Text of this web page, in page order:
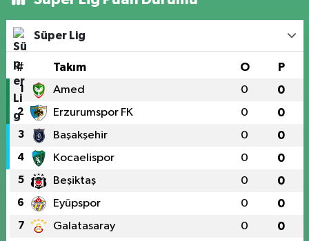
Süper Lig
# Takım O P
1 Amed 0 0
2 Erzurumspor FK 0 0
3 Başakşehir 0 0
4 Kocaelispor 0 0
5 Beşiktaş 0 0
6 Eyüpspor 0 0
7 Galatasaray 0 0